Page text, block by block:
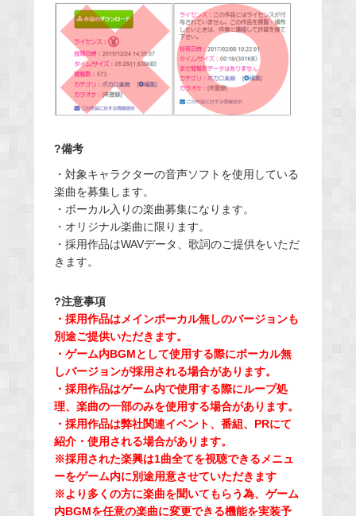
?備考
・対象キャラクターの音声ソフトを使用している
楽曲を募集します。
・ボーカル入りの楽曲募集になります。
・オリジナル楽曲に限ります。
・採用作品はWAVデータ、歌詞のご提供をいただ
きます。
?注意事項
・採用作品はメインボーカル無しのバージョンも
別途ご提供いただきます。
・ゲーム内BGMとして使用する際にボーカル無
しバージョンが採用される場合があります。
・採用作品はゲーム内で使用する際にループ処
理、楽曲の一部のみを使用する場合があります。
・採用作品は弊社関連イベント、番組、PRにて
紹介・使用される場合があります。
※採用された楽興は1曲全てを視聴できるメニュ
ーをゲーム内に別途用意させていただきます
※より多くの方に楽曲を聞いてもらう為、ゲーム
内BGMを任意の楽曲に変更できる機能を実装予